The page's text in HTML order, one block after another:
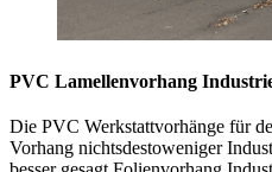
PVC Lamellenvorhang
Die PVC Werkstattvorhänge für
Vorhang nichtsdestoweniger